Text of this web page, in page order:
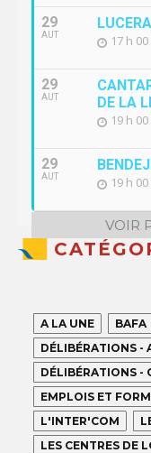
29
AUT 17 h
29
AUT
DE LA
19 h
29
AUT 19 h
VOIR
A LA UNE BAFA
DÉLIBÉRATIONS -
DÉLIBÉRATIONS -
EMPLOIS ET
L'INTER'COM
LES CENTRES DE